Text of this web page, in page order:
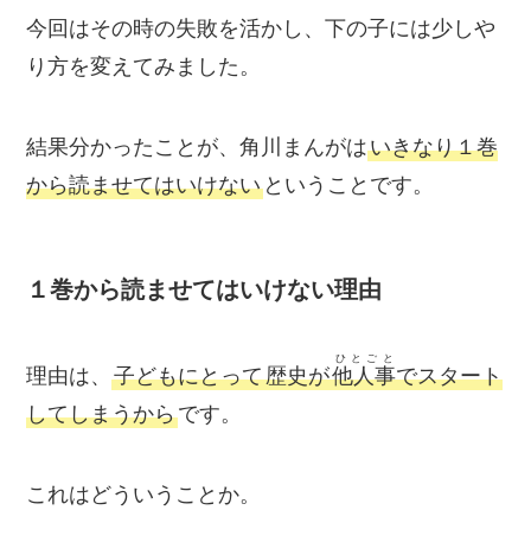
今回はその時の失敗を活かし、下の子には少しや
り方を変えてみました。
結果分かったことが、角川まんがはいきなり１巻
から読ませてはいけない ということです。
１巻から読ませてはいけない理由
理由は、子どもにとって歴史が他人事
ひとごと
でスタート
してしまうからです。
これはどういうことか。